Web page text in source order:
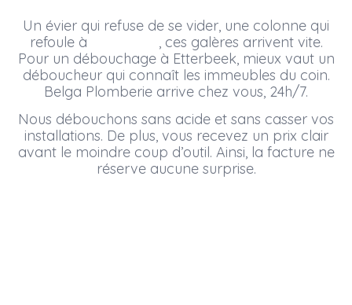
Un évier qui refuse de se vider, une colonne qui
refoule à
, ces galères arrivent vite.
Pour un débouchage à Etterbeek, mieux vaut un
déboucheur qui connaît les immeubles du coin.
Belga Plomberie arrive chez vous, 24h/7.
Nous débouchons sans acide et sans casser vos
installations. De plus, vous recevez un prix clair
avant le moindre coup d’outil. Ainsi, la facture ne
réserve aucune surprise.